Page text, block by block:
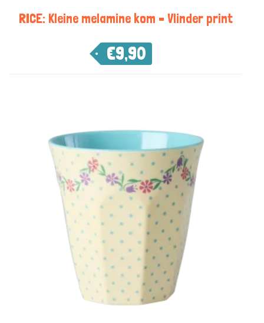
RICE: Kleine melamine kom – Vlinder print
€9,90